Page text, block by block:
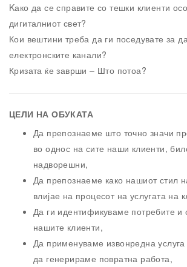
Kако да се справите со тешки клиенти
дигиталниот свет?
Кои вештини треба да ги поседувате за
електронските канали?
Кризата ќе заврши – Што потоа?
ЦЕЛИ НА ОБУКАТА
Да препознаеме што точно значи
во однос на сите наши клиенти,
надворешни,
Да препознаеме како нашиот стил
влијае на процесот на услугата на
Да ги идентификуваме потребите и
нашите клиенти,
Да применуваме извонредна услуга
да генерираме повратна работа,